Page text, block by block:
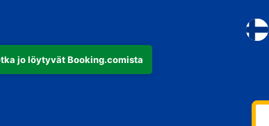
jo löytyvät Booking.comista